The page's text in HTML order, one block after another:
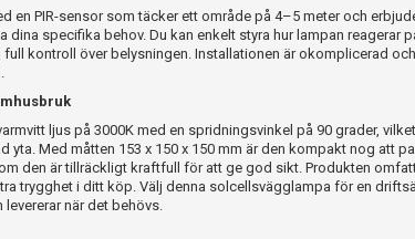
en PIR-sensor som täcker ett område på 4–5 meter och
specifika behov. Du kan enkelt styra hur lampan reagerar
full kontroll över belysningen. Installationen är okomplicerad
ljus på 3000K med en spridningsvinkel på 90 grader,
yta. Med måtten 153 x 150 x 150 mm är den kompakt nog att
den är tillräckligt kraftfull för att ge god sikt. Produkten
trygghet i ditt köp. Välj denna solcellsvägglampa för en
när det behövs.